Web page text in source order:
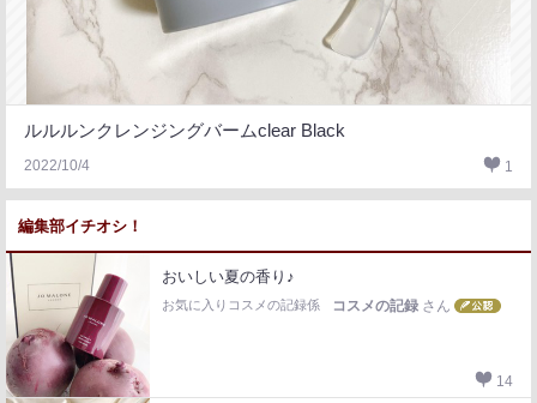
ルルルンクレンジングバームclear Black
2022/10/4 1
編集部イチオシ！
おいしい夏の香り♪
お気に入りコスメの記録係 コスメの記録 さん
14